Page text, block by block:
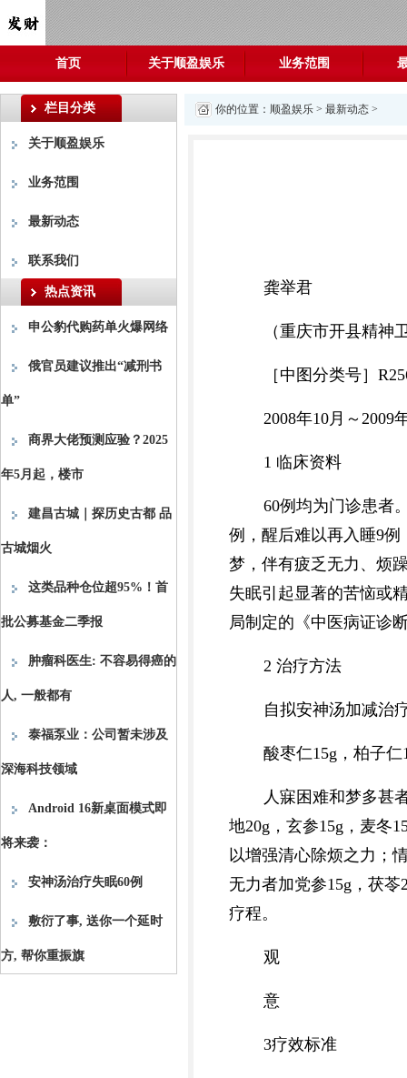
首页 关于顺盈娱乐 业务范围
栏目分类
关于顺盈娱乐
业务范围
最新动态
联系我们
热点资讯
申公豹代购药单火爆网络
俄官员建议推出“减刑书
单”
商界大佬预测应验？2025
年5月起，楼市
建昌古城｜探历史古都 品
古城烟火
这类品种仓位超95%！首
批公募基金二季报
肿瘤科医生: 不容易得癌的
人, 一般都有
泰福泵业：公司暂未涉及
深海科技领域
Android 16新桌面模式即
将来袭：
安神汤治疗失眠60例
敷衍了事, 送你一个延时
方, 帮你重振旗
你的位置： 顺盈娱乐 > 最新动态 >
龚举君
（重庆市开县精神
［中图分类号］
2008年10月～
1 临床资料
60例均为门诊患者
例，醒后难以再入睡9
梦，伴有疲乏无力、烦
失眠引起显著的苦恼或
局制定的《中医病证诊
2 治疗方法
自拟安神汤加减治
酸枣仁15g，柏子
人寐困难和梦多甚
地20g，玄参15g，麦冬
以增强清心除烦之力；
无力者加党参15g，茯
疗程。
观
意
3疗效标准